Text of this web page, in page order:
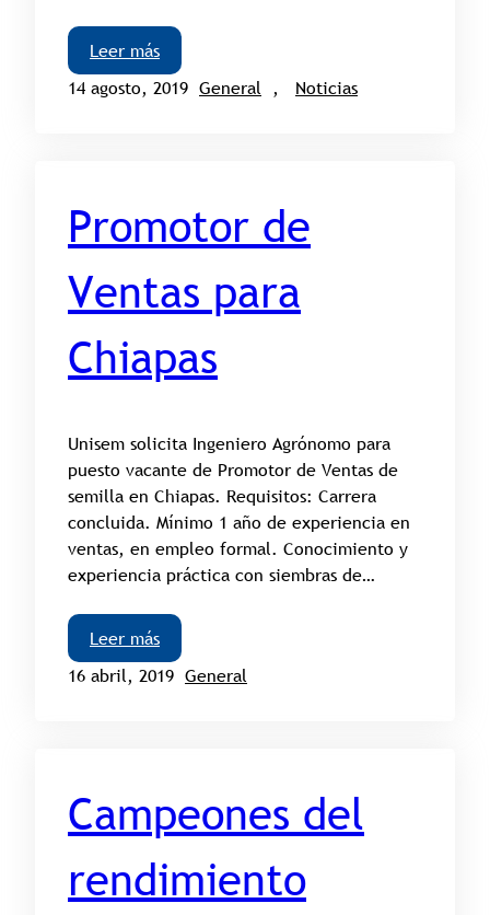
Leer más
14 agosto, 2019 General , Noticias
Promotor de
Ventas para
Chiapas
Unisem solicita Ingeniero Agrónomo para
puesto vacante de Promotor de Ventas de
semilla en Chiapas. Requisitos: Carrera
concluida. Mínimo 1 año de experiencia en
ventas, en empleo formal. Conocimiento y
experiencia práctica con siembras de…
Leer más
16 abril, 2019 General
Campeones del
rendimiento